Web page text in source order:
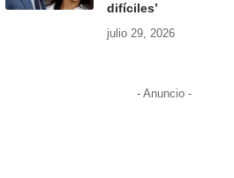
difíciles’
julio 29, 2026
- Anuncio -